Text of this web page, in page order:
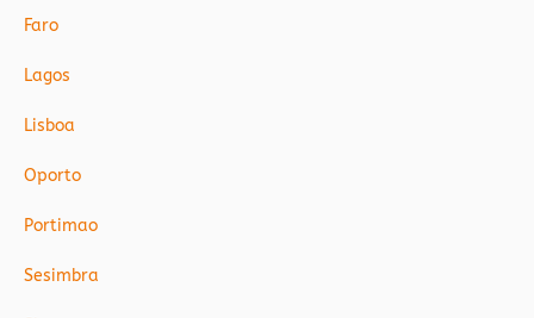
Faro
Lagos
Lisboa
Oporto
Portimao
Sesimbra